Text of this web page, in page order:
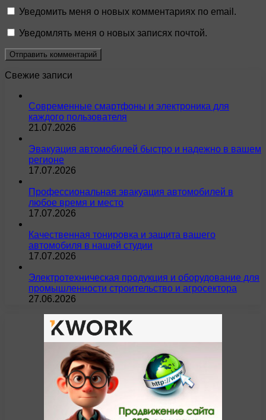
Уведомить меня о новых комментариях по email.
Уведомлять меня о новых записях почтой.
Свежие записи
Современные смартфоны и электроника для
каждого пользователя
21.07.2026
Эвакуация автомобилей быстро и надежно в вашем
регионе
17.07.2026
Профессиональная эвакуация автомобилей в
любое время и место
17.07.2026
Качественная тонировка и защита вашего
автомобиля в нашей студии
17.07.2026
Электротехническая продукция и оборудование для
промышленности строительство и агросектора
27.06.2026